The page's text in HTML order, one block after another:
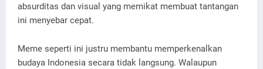
absurditas dan visual yang memikat membuat tantangan
ini menyebar cepat.
Meme seperti ini justru membantu memperkenalkan
budaya Indonesia secara tidak langsung. Walaupun